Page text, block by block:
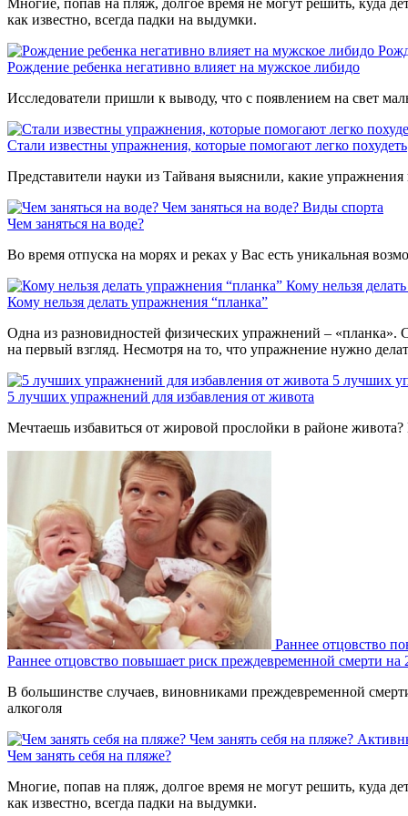
Многие, попав на пляж, долгое время не могут решить, куда
как известно, всегда падки на выдумки.
Рождение ребенка негативно влияет на мужское либидо
Исследователи пришли к выводу, что с появлением на свет
Стали известны упражнения, которые помогают легко похудеть
Представители науки из Тайваня выяснили, какие
Чем заняться на воде? Виды спорта
Чем заняться на воде?
Во время отпуска на морях и реках у Вас есть уникальная
Кому нельзя
Кому нельзя делать упражнения “планка”
Одна из разновидностей физических упражнений –
на первый взгляд. Несмотря на то, что упражнение нужно
5 лучших
5 лучших упражнений для избавления от живота
Мечтаешь избавиться от жировой прослойки в районе
Раннее отцовство
Раннее отцовство повышает риск преждевременной смерти на
В большинстве случаев, виновниками преждевременной
алкоголя
Чем занять себя на пляже?
Чем занять себя на пляже?
Многие, попав на пляж, долгое время не могут решить, куда
как известно, всегда падки на выдумки.